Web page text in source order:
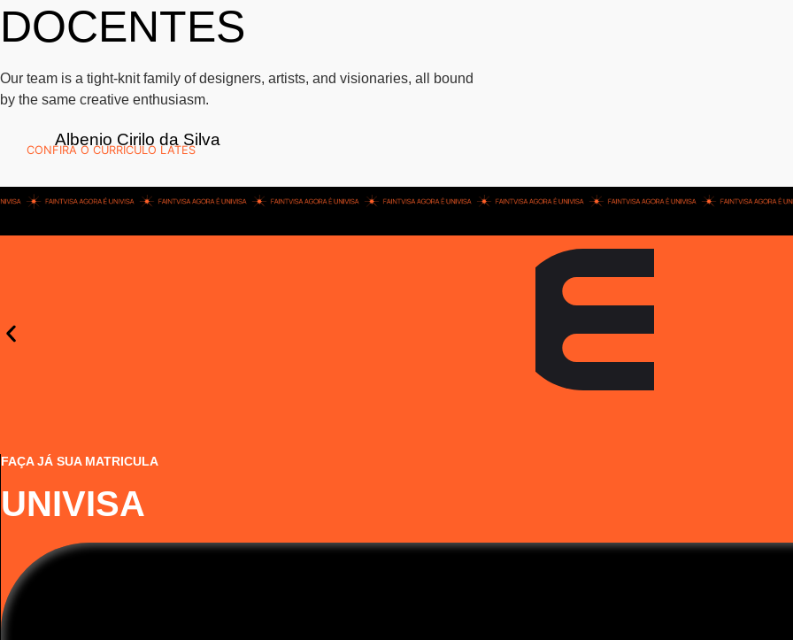
DOCENTES
Our team is a tight-knit family of designers, artists, and visionaries, all bound
by the same creative enthusiasm.
Albenio Cirilo da Silva
CONFIRA O CURRICULO LATES
FAÇA JÁ SUA MATRICULA
UNIVISA